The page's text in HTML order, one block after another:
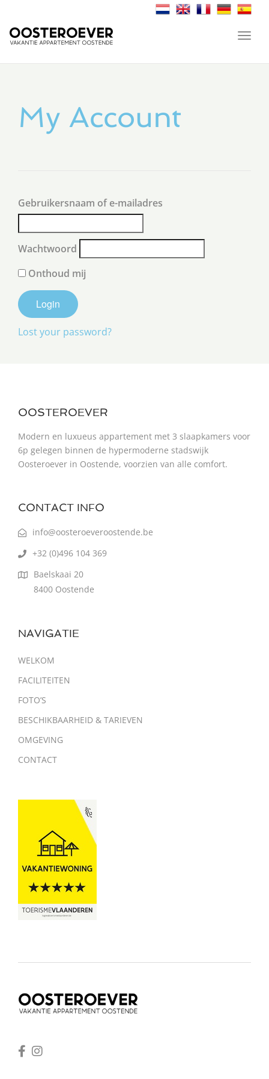
My Account
Gebruikersnaam of e-mailadres
Wachtwoord
Onthoud mij
Lost your password?
OOSTEROEVER
Modern en luxueus appartement met 3 slaapkamers voor
6p gelegen binnen de hypermoderne stadswijk
Oosteroever in Oostende, voorzien van alle comfort.
CONTACT INFO
info@oosteroeveroostende.be
+32 (0)496 104 369
Baelskaai 20
8400 Oostende
NAVIGATIE
WELKOM
FACILITEITEN
FOTO’S
BESCHIKBAARHEID & TARIEVEN
OMGEVING
CONTACT